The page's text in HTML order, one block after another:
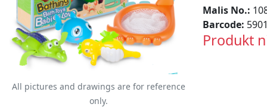
All pictures and drawings are for reference
only.
Malis No.:
Barcode:
Produkt